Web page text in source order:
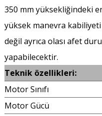
350 mm yüksekliğindeki
yüksek manevra kabiliyeti
değil ayrıca olası afet
yapabilecektir.
Teknik özellikleri:
Motor Sınıfı
Motor Gücü